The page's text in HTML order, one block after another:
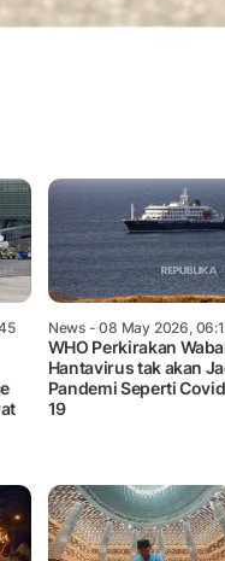
News- 08 May 2026,
WHO Perkirakan
Hantavirus tak akan
Pandemi Seperti
19